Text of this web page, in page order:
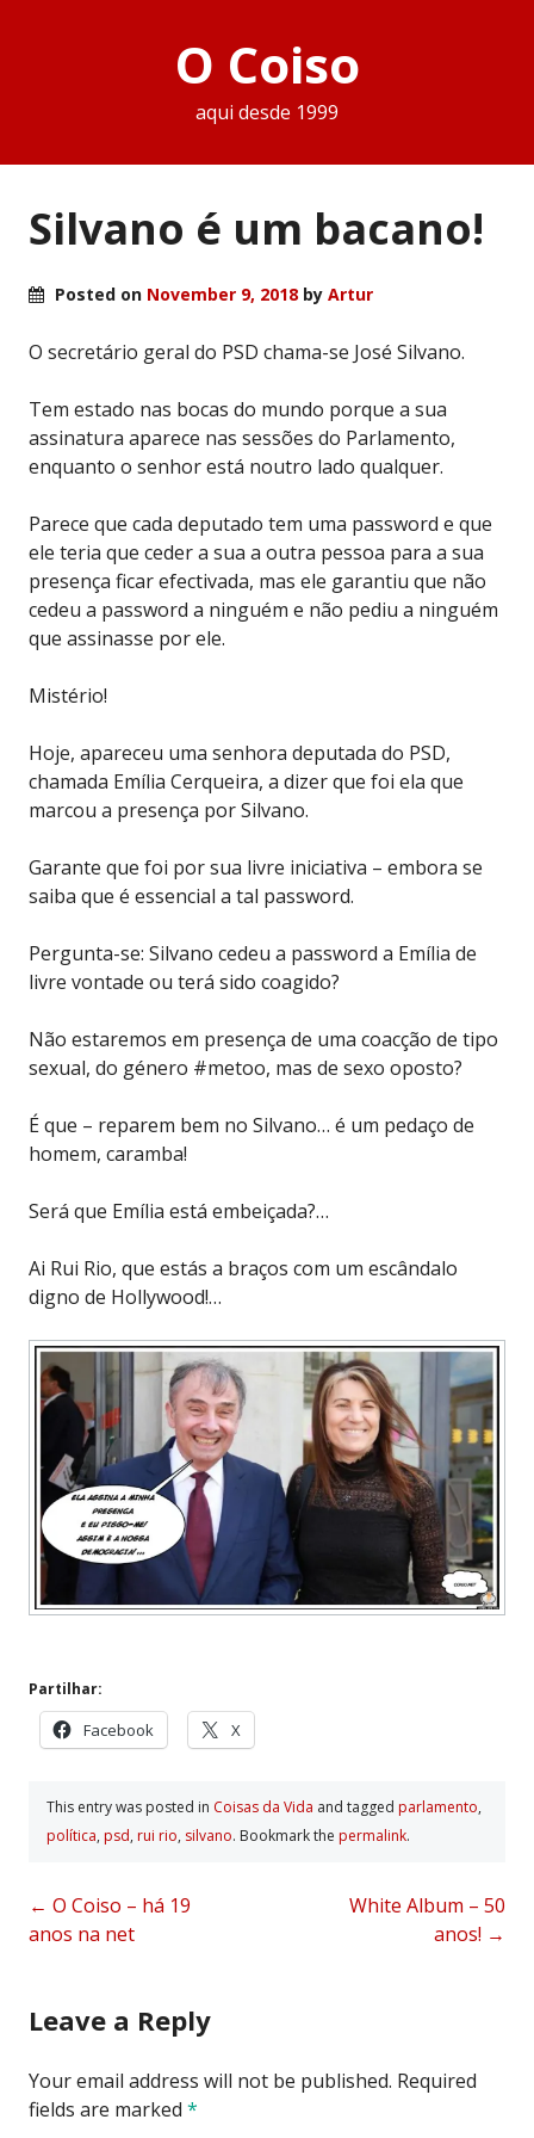
O Coiso
aqui desde 1999
Silvano é um bacano!
Posted on November 9, 2018 by Artur
O secretário geral do PSD chama-se José Silvano.
Tem estado nas bocas do mundo porque a sua
assinatura aparece nas sessões do Parlamento,
enquanto o senhor está noutro lado qualquer.
Parece que cada deputado tem uma password e que
ele teria que ceder a sua a outra pessoa para a sua
presença ficar efectivada, mas ele garantiu que não
cedeu a password a ninguém e não pediu a ninguém
que assinasse por ele.
Mistério!
Hoje, apareceu uma senhora deputada do PSD,
chamada Emília Cerqueira, a dizer que foi ela que
marcou a presença por Silvano.
Garante que foi por sua livre iniciativa – embora se
saiba que é essencial a tal password.
Pergunta-se: Silvano cedeu a password a Emília de
livre vontade ou terá sido coagido?
Não estaremos em presença de uma coacção de tipo
sexual, do género #metoo, mas de sexo oposto?
É que – reparem bem no Silvano… é um pedaço de
homem, caramba!
Será que Emília está embeiçada?…
Ai Rui Rio, que estás a braços com um escândalo
digno de Hollywood!…
Partilhar:
Facebook X
This entry was posted in Coisas da Vida and tagged parlamento,
polí­tica, psd, rui rio, silvano. Bookmark the permalink.
Post
navigation
← O Coiso – há 19
anos na net
White Album – 50
anos! →
Leave a Reply
Your email address will not be published. Required
fields are marked *